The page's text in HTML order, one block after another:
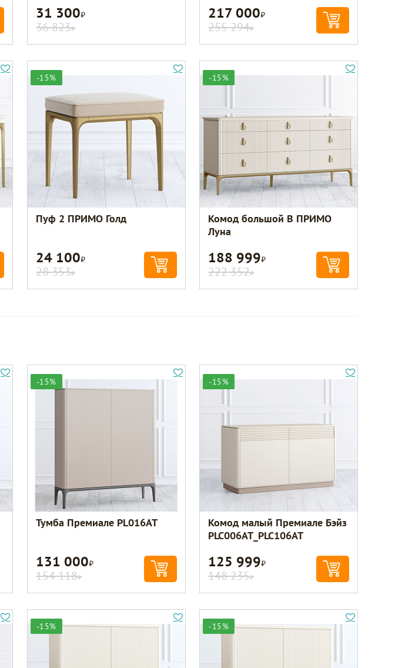
31 300Р
36 823Р
217 000Р
255 294Р
-15%
Пуф 2 ПРИМО Голд
24 100Р
28 353Р
-15%
Комод большой B ПРИМО
Луна
188 999Р
222 352Р
-15%
Тумба Премиале PL016AT
131 000Р
154 118Р
-15%
Комод малый Премиале Бэйз
PLC006AT_PLC106AT
125 999Р
148 235Р
-15% -15%